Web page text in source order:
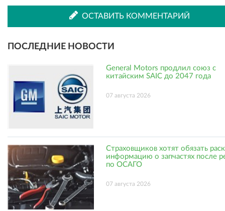
ВКонтакте
Одноклассниках
ОСТАВИТЬ КОММЕНТАРИЙ
ПОСЛЕДНИЕ НОВОСТИ
General Motors продлил союз с
китайским SAIC до 2047 года
07 августа 2026
Страховщиков хотят обязать
информацию о запчастях после
по ОСАГО
07 августа 2026